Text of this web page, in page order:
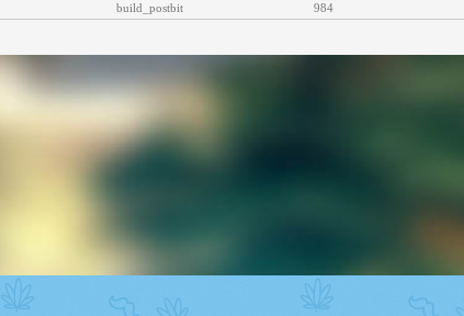
984
build_postbit